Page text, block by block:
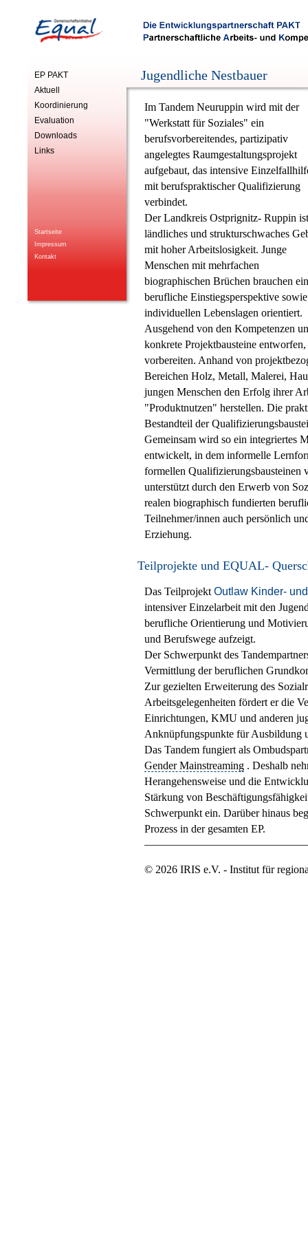
EP PAKT
Aktuell
Koordinierung
Evaluation
Downloads
Links
Startseite
Impressum
Kontakt
Jugendliche Nestbauer
Im Tandem Neuruppin wird mit der
"Werkstatt für Soziales" ein
berufsvorbereitendes, partizipativ
angelegtes Raumgestaltungsprojekt
aufgebaut, das intensive
mit berufspraktischer Qualifizierung
verbindet.
Der Landkreis Ostprignitz- Ruppin
ländliches und strukturschwaches
mit hoher Arbeitslosigkeit. Junge
Menschen mit mehrfachen
biographischen Brüchen brauchen
berufliche Einstiegsperspektive
individuellen Lebenslagen orientiert.
Ausgehend von den Kompetenzen
konkrete Projektbausteine
vorbereiten. Anhand von
Bereichen Holz, Metall, Malerei,
jungen Menschen den Erfolg ihrer
"Produktnutzen" herstellen. Die
Bestandteil der
Gemeinsam wird so ein integriertes
entwickelt, in dem informelle
formellen Qualifizierungsbausteinen
unterstützt durch den Erwerb von
realen biographisch fundierten
Teilnehmer/innen auch persönlich
Erziehung.
Teilprojekte und EQUAL-
Das Teilprojekt Outlaw Kinder-
intensiver Einzelarbeit mit den
berufliche Orientierung und
und Berufswege aufzeigt.
Der Schwerpunkt des
Vermittlung der beruflichen
Zur gezielten Erweiterung des
Arbeitsgelegenheiten fördert er die
Einrichtungen, KMU und anderen
Anknüpfungspunkte für Ausbildung
Das Tandem fungiert als
Gender Mainstreaming . Deshalb
Herangehensweise und die
Stärkung von
Schwerpunkt ein. Darüber hinaus
Prozess in der gesamten EP.
© 2026 IRIS e.V. - Institut für